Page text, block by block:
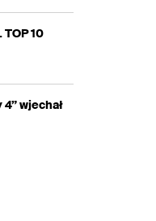
10
wjechał